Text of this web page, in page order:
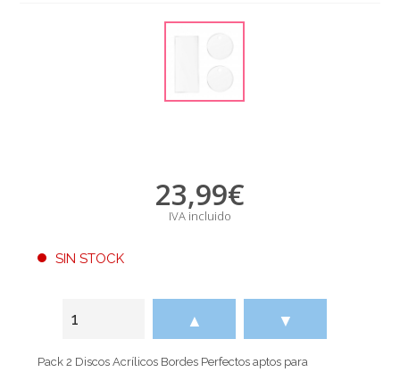
23,99€
IVA incluido
SIN STOCK
▲ ▼
Pack 2 Discos Acrílicos Bordes Perfectos aptos para